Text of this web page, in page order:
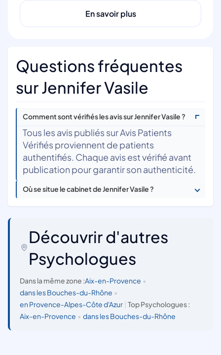
En savoir plus
Questions fréquentes
sur Jennifer Vasile
Comment sont vérifiés les avis sur Jennifer Vasile ?
Tous les avis publiés sur Avis Patients
Vérifiés proviennent de patients
authentifiés. Chaque avis est vérifié avant
publication pour garantir son authenticité.
Où se situe le cabinet de Jennifer Vasile ?
Découvrir d'autres
Psychologues
Dans la même zone :Aix-en-Provence •
dans les Bouches-du-Rhône •
en Provence-Alpes-Côte d'Azur
Top Psychologues :
Aix-en-Provence • dans les Bouches-du-Rhône